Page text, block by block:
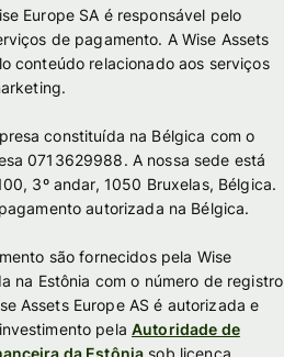
Europe SA é responsável pelo
de pagamento. A Wise Assets
conteúdo relacionado aos serviços
constituída na Bélgica com o
0713629988. A nossa sede está
3º andar, 1050 Bruxelas, Bélgica.
autorizada na Bélgica.
são fornecidos pela Wise
na Estônia com o número de registro
Assets Europe AS é autorizada e
pelaAutoridade de
da Estônia sob licença